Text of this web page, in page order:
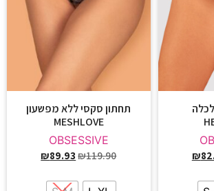
₪
תחתון סקסי ללא מפשעון
MESHLOVE
OBSESSIVE
₪119.90
₪89.93